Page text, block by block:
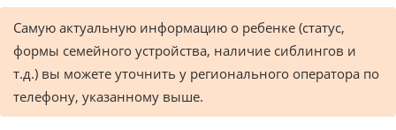
Самую актуальную информацию о ребенке (статус,
формы семейного устройства, наличие сиблингов и
т.д.) вы можете уточнить у регионального оператора по
телефону, указанному выше.